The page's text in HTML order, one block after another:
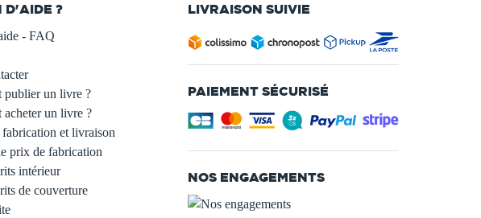
D'AIDE ?
- FAQ
publier un livre ?
acheter un livre ?
et livraison
prix de fabrication
intérieur
de couverture
LIVRAISON SUIVIE
PAIEMENT SÉCURISÉ
NOS ENGAGEMENTS